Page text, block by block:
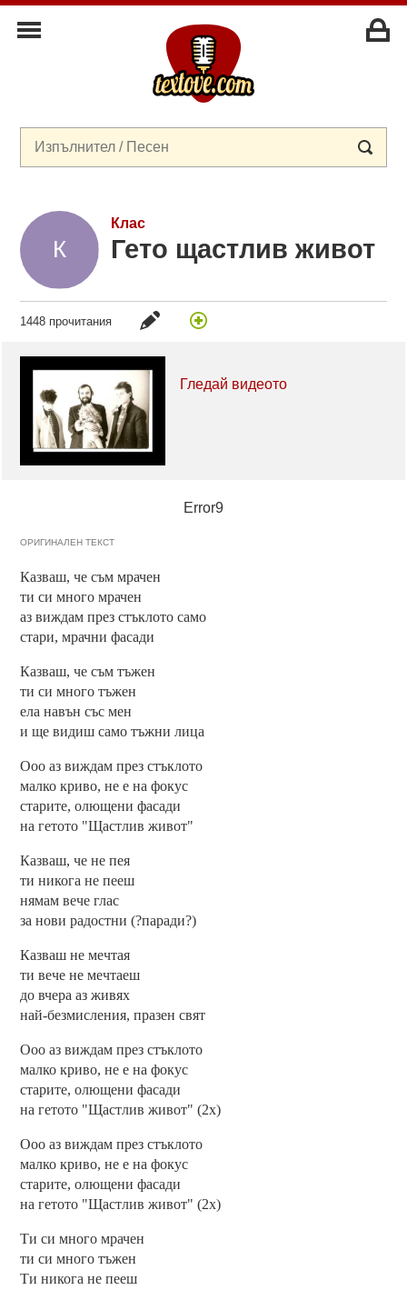
Клас
Гето щастлив живот
1448 прочитания
Гледай видеото
Error9
ОРИГИНАЛЕН ТЕКСТ
Казваш, че съм мрачен
ти си много мрачен
аз виждам през стъклото само
стари, мрачни фасади
Казваш, че съм тъжен
ти си много тъжен
ела навън със мен
и ще видиш само тъжни лица
Ооо аз виждам през стъклото
малко криво, не е на фокус
старите, олющени фасади
на гетото "Щастлив живот"
Казваш, че не пея
ти никога не пееш
нямам вече глас
за нови радостни (?паради?)
Казваш не мечтая
ти вече не мечтаеш
до вчера аз живях
най-безмисления, празен свят
Ооо аз виждам през стъклото
малко криво, не е на фокус
старите, олющени фасади
на гетото "Щастлив живот" (2x)
Ооо аз виждам през стъклото
малко криво, не е на фокус
старите, олющени фасади
на гетото "Щастлив живот" (2x)
Ти си много мрачен
ти си много тъжен
Ти никога не пееш